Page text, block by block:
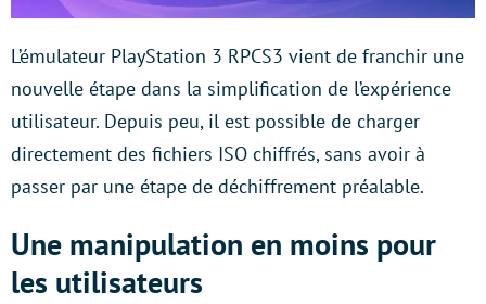
L’émulateur PlayStation 3 RPCS3 vient de franchir une
nouvelle étape dans la simplification de l’expérience
utilisateur. Depuis peu, il est possible de charger
directement des fichiers ISO chiffrés, sans avoir à
passer par une étape de déchiffrement préalable.
Une manipulation en moins pour
les utilisateurs